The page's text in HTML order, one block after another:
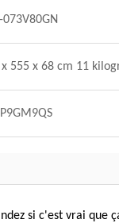
073V80GN
x 555 x 68 cm 11
si c'est vrai